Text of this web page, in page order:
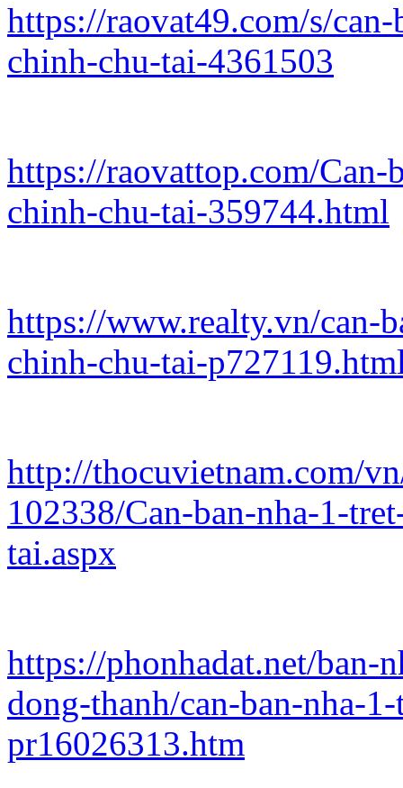
https://raovat49.com/s/
chinh-chu-tai-4361503
https://raovattop.com/
chinh-chu-tai-359744.html
https://www.realty.vn/can-
chinh-chu-tai-
http://thocuvietnam.com/
102338/Can-ban-nha-1-
tai.aspx
https://phonhadat.net/ban-
dong-thanh/can-ban-nha-
pr16026313.htm